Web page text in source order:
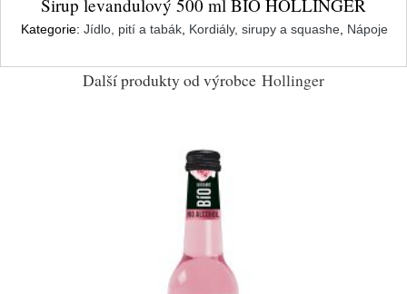
Sirup levandulový 500 ml BIO HOLLINGER
Kategorie: Jídlo, pití a tabák Kordiály, sirupy a squashe Nápoje
Další produkty od výrobce Hollinger